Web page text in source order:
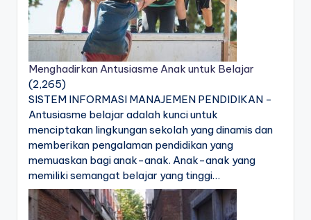
Menghadirkan Antusiasme Anak untuk Belajar
(2,265)
SISTEM INFORMASI MANAJEMEN PENDIDIKAN -
Antusiasme belajar adalah kunci untuk
menciptakan lingkungan sekolah yang dinamis dan
memberikan pengalaman pendidikan yang
memuaskan bagi anak-anak. Anak-anak yang
memiliki semangat belajar yang tinggi…